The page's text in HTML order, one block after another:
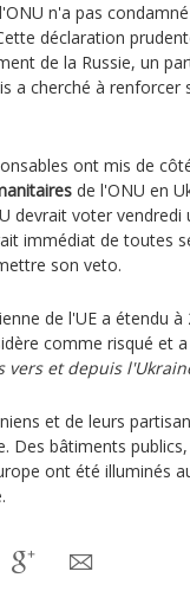
n'a pas
déclaration
de la Russie, un
a cherché à renforcer
ont mis de
de l'ONU en
devrait voter
immédiat de toutes
son veto.
de l'UE a étendu
comme risqué et
vers et depuis
et de leurs
Des bâtiments
ont été illuminés